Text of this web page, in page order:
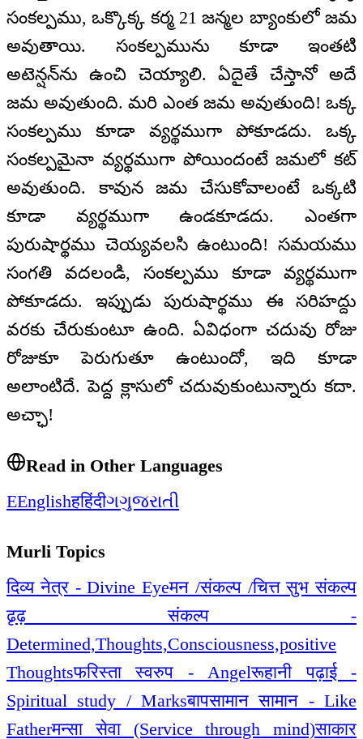
సంకల్పము, ఒక్కొక్క కర్మ 21 జన్మల బ్యాంకులో జమ
అవుతాయి. సంకల్పమును కూడా ఇంతటి
అటెన్షన్‌ను ఉంచి చెయ్యాలి. ఏదైతే చేస్తానో అదే
జమ అవుతుంది. మరి ఎంత జమ అవుతుంది! ఒక్క
సంకల్పము కూడా వ్యర్థముగా పోకూడదు. ఒక్క
సంకల్పమైనా వ్యర్థముగా పోయిందంటే జమలో కట్
అవుతుంది. కావున జమ చేసుకోవాలంటే ఒక్కటి
కూడా వ్యర్థముగా ఉండకూడదు. ఎంతగా
పురుషార్థము చెయ్యవలసి ఉంటుంది! సమయము
సంగతి వదలండి, సంకల్పము కూడా వ్యర్థముగా
పోకూడదు. ఇప్పుడు పురుషార్థము ఈ సరిహద్దు
వరకు చేరుకుంటూ ఉంది. ఏవిధంగా చదువు రోజు
రోజుకూ పెరుగుతూ ఉంటుందో, ఇది కూడా
అలాంటిదే. పెద్ద క్లాసులో చదువుకుంటున్నారు కదా.
అచ్ఛా!
Read in Other Languages
EEnglishहहिंदीગગુજરાતી
Murli Topics
दिव्य नेत्र - Divine Eyeमन /संकल्प /चित्त सुभ संकल्प
ढृढ़ संकल्प -
Determined,Thoughts,Consciousness,positive
Thoughtsफरिस्ता स्वरुप - Angelरूहानी पढ़ाई -
Spiritual study / Marksबापसामान सामान - Like
Fatherमन्सा सेवा (Service through mind)साकार